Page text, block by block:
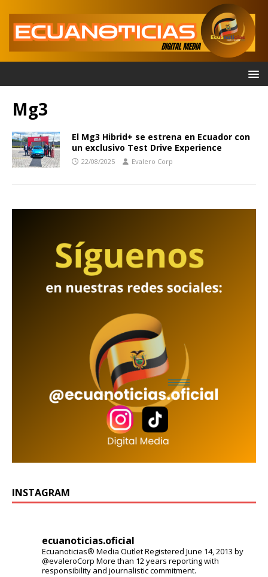
Mg3
El Mg3 Hibrid+ se estrena en Ecuador con
un exclusivo Test Drive Experience
22/08/2025 Evalero Corp
INSTAGRAM
ecuanoticias.oficial
Ecuanoticias® Media OutletRegistered June 14, 2013 by
@evaleroCorp More than 12 years reporting with
responsibility and journalistic commitment.